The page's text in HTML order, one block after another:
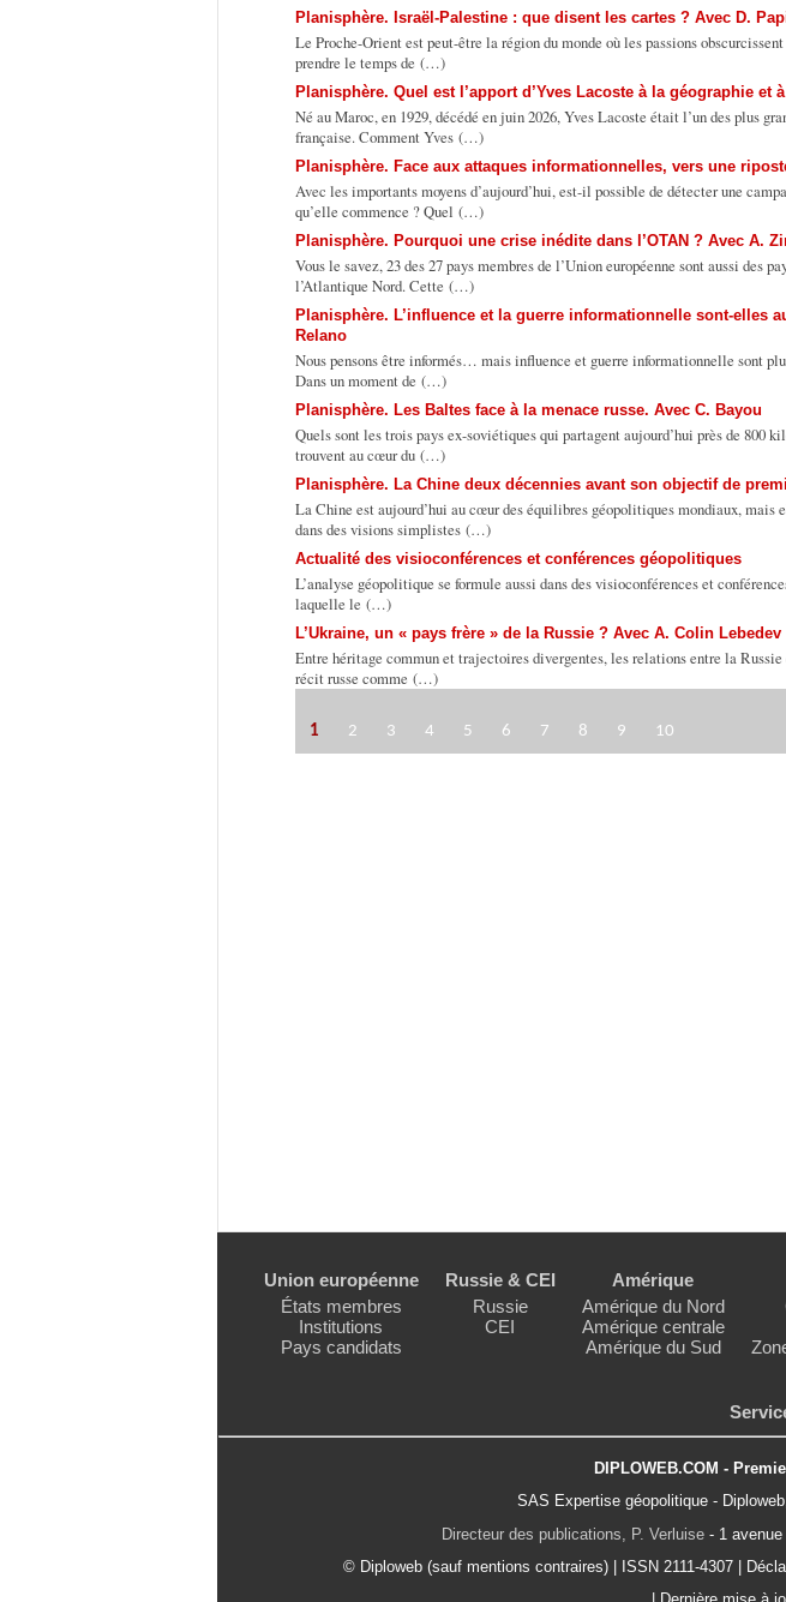
Planisphère. Israël-Palestine : que disent les cartes ? Avec D.
Le Proche-Orient est peut-être la région du monde où les passions
prendre le temps de (…)
Planisphère. Quel est l’apport d’Yves Lacoste à la géographie
Né au Maroc, en 1929, décédé en juin 2026, Yves Lacoste était l’un des plus
française. Comment Yves (…)
Planisphère. Face aux attaques informationnelles, vers une
Avec les importants moyens d’aujourd’hui, est-il possible de détecter une
qu’elle commence ? Quel (…)
Planisphère. Pourquoi une crise inédite dans l’OTAN ? Avec A.
Vous le savez, 23 des 27 pays membres de l’Union européenne sont aussi des
l’Atlantique Nord. Cette (…)
Planisphère. L’influence et la guerre informationnelle sont-elles
Relano
Nous pensons être informés… mais influence et guerre informationnelle sont
Dans un moment de (…)
Planisphère. Les Baltes face à la menace russe. Avec C. Bayou
Quels sont les trois pays ex-soviétiques qui partagent aujourd’hui près de 800
trouvent au cœur du (…)
Planisphère. La Chine deux décennies avant son objectif de
La Chine est aujourd’hui au cœur des équilibres géopolitiques mondiaux, mais
dans des visions simplistes (…)
Actualité des visioconférences et conférences géopolitiques
L’analyse géopolitique se formule aussi dans des visioconférences et
laquelle le (…)
L’Ukraine, un « pays frère » de la Russie ? Avec A. Colin Lebedev
Entre héritage commun et trajectoires divergentes, les relations entre la Russie
récit russe comme (…)
1 2 3 4 5 6 7 8 9 10
Union européenne
États membres
Institutions
Pays candidats
Russie & CEI
Russie
CEI
Amérique
Amérique du Nord
Amérique centrale
Amérique du Sud
DIPLOWEB.COM -
SAS Expertise géopolitique -
Directeur des publications, P. Verluise - 1
© Diploweb (sauf mentions contraires) | ISSN 2111-4307 |